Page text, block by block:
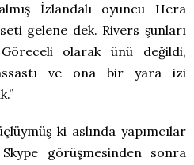
İzlandalı oyuncu Hera
gelene dek. Rivers şunları
olarak ünü değildi,
ve ona bir yara izi
ki aslında yapımcılar
görüşmesinden sonra